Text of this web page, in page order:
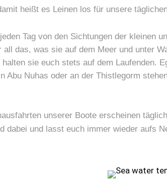
heißt es Leinen los für unsere
Tag von den Sichtungen der kleinen
das, was sie auf dem Meer und unter
sie euch stets auf dem Laufenden.
Abu Nuhas oder an der Thistlegorm
unserer Boote erscheinen
dabei und lasst euch immer wieder aufs